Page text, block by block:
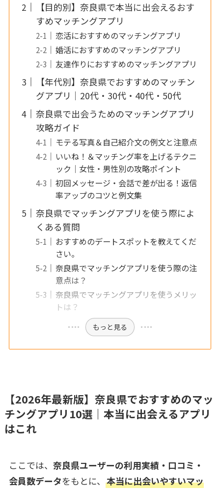
【目的別】奈良県で本当に出会えるおす
すめマッチングアプリ
恋活におすすめのマッチングアプリ
婚活におすすめのマッチングアプリ
友達作りにおすすめのマッチングアプリ
【年代別】奈良県でおすすめのマッチン
グアプリ｜20代・30代・40代・50代
奈良県で出会うためのマッチングアプリ
攻略ガイド
モテる写真＆自己紹介文の例文と注意点
いいね！＆マッチング率を上げるテクニ
ック｜女性・男性別の攻略ポイント
初回メッセージ・会話で差が出る！返信
率アップのコツと例文集
奈良県でマッチングアプリを使う際によ
くある質問
おすすめのデートスポットを教えてくだ
さい。
奈良県でマッチングアプリを使う際の注
意点は？
奈良県でマッチングアプリを使うメリッ
トは？
もっと見る
【2026年最新版】奈良県でおすすめのマッ
チングアプリ10選｜本当に出会えるアプリ
はこれ
ここでは、 奈良県ユーザーの利用実績・口コミ・
会員数データをもとに、 本当に出会いやすいマッ